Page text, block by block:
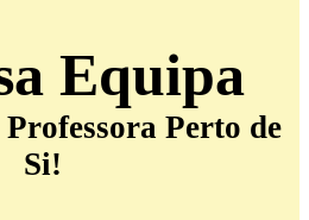
Equipa
Perto de
Si!